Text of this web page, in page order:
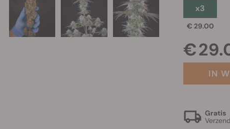
x3
€ 29.00
€
IN
Gratis